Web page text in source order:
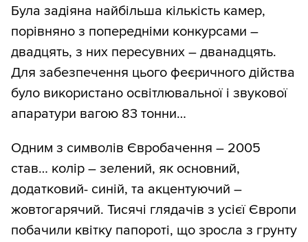
Була задіяна найбільша кількість камер,
порівняно з попередніми конкурсами –
двадцять, з них пересувних – дванадцять.
Для забезпечення цього феєричного дійства
було використано освітлювальної і звукової
апаратури вагою 83 тонни…
Одним з символів Євробачення – 2005
став… колір – зелений, як основний,
додатковий- синій, та акцентуючий –
жовтогарячий. Тисячі глядачів з усієї Європи
побачили квітку папороті, що зросла з грунту